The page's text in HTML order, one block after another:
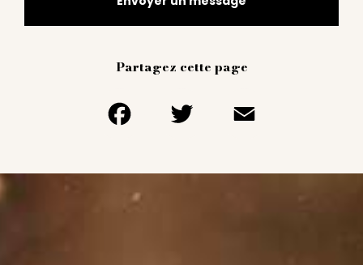
Partagez cette page